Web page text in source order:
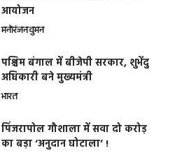
आयोजन
मनोरंजनवुमन
पश्चिम बंगाल में बीजेपी सरकार, शुभेंदु
अधिकारी बने मुख्यमंत्री
भारत
​पिंजरापोल गौशाला में सवा दो करोड़
का बड़ा ‘अनुदान घोटाला’ !